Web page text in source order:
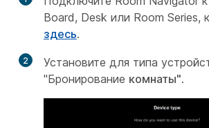
Board, Desk или Room Series,
здесь.
2
Установите для типа
"Бронирование комнаты".